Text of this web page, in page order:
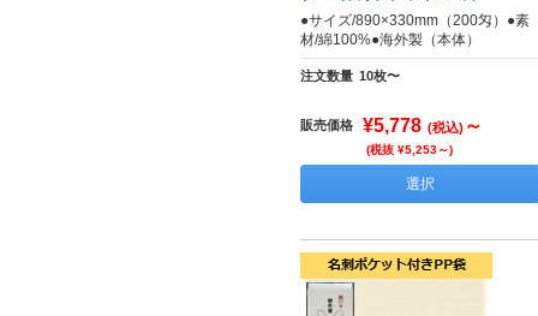
●サイズ/890×330mm（200匁）●素
材/綿100%●海外製（本体）
注文数量 10枚〜
販売価格 ¥5,778 (税込) ～
(税抜 ¥5,253～)
選択